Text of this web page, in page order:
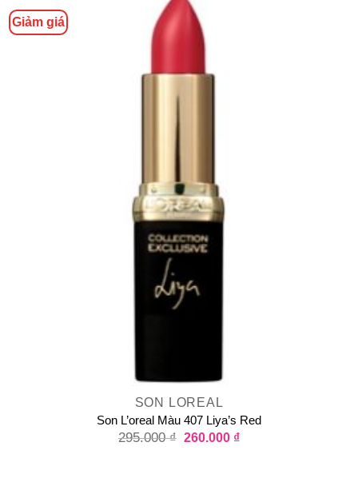
Giảm giá
SON LOREAL
Son L’oreal Màu 407 Liya’s Red
295.000₫ 260.000 ₫